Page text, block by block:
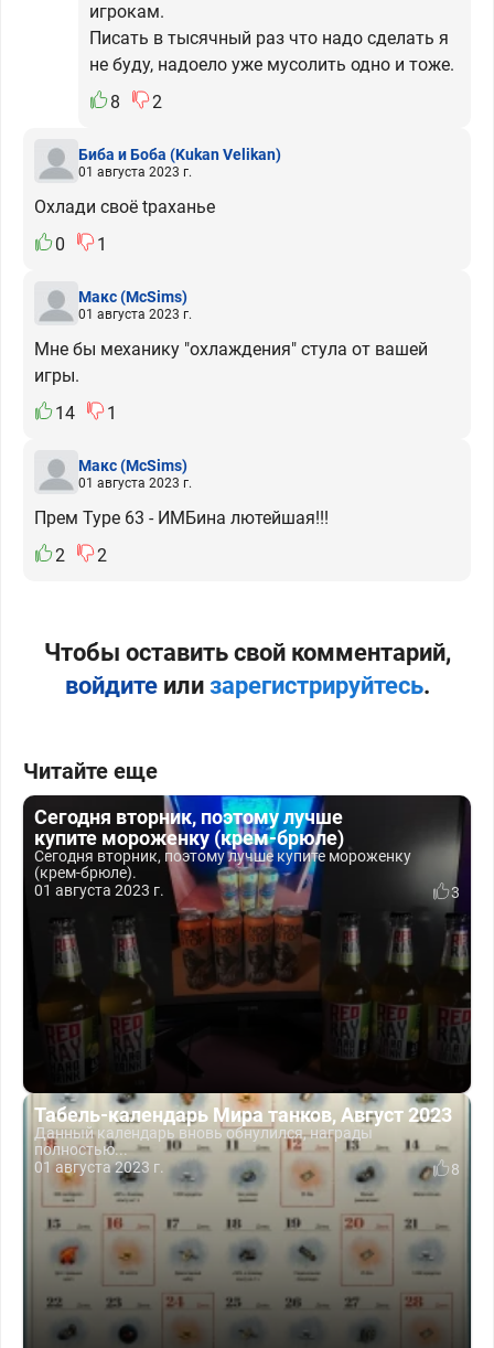
игрокам.
Писать в тысячный раз что надо сделать я
не буду, надоело уже мусолить одно и тоже.
8
2
Биба и Боба (Kukan Velikan)
01 августа 2023 г.
Охлади своё tраханье
0
1
Макс(McSims)
01 августа 2023 г.
Мне бы механику "охлаждения" стула от вашей
игры.
14
1
Макс(McSims)
01 августа 2023 г.
Прем Type 63 - ИМБина лютейшая!!!
2
2
Чтобы оставить свой комментарий,
войдитеили зарегистрируйтесь.
Читайте еще
Сегодня вторник, поэтому лучше
купите мороженку (крем-брюле)
Сегодня вторник, поэтому лучше купите мороженку
(крем-брюле).
01 августа 2023 г.
3
Табель-календарь Мира танков, Август 2023
Данный календарь вновь обнулился, награды
полностью...
01 августа 2023 г.
8